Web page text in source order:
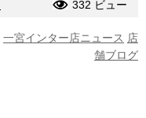
332 ビュー
一宮インター店ニュース 店
舗ブログ